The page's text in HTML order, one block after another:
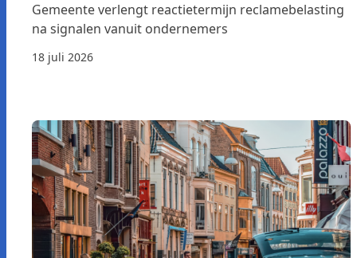
Gemeente verlengt reactietermijn reclamebelasting
na signalen vanuit ondernemers
18 juli 2026